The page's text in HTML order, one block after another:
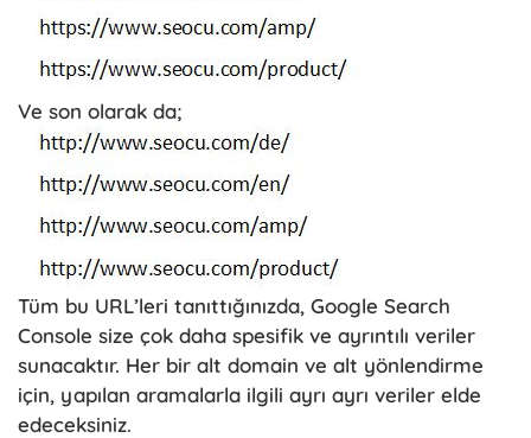
Ve son olarak da;
Tüm bu URL’leri tanıttığınızda, Google Search
Console size çok daha spesifik ve ayrıntılı veriler
sunacaktır. Her bir alt domain ve alt yönlendirme
için, yapılan aramalarla ilgili ayrı ayrı veriler elde
edeceksiniz.